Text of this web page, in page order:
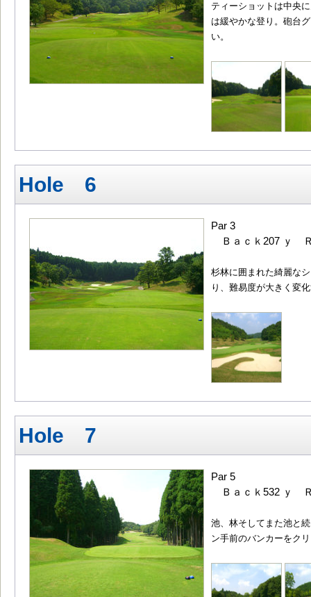
ティーショットは中央
は緩やかな登り。砲台
い。
Hole 6
Par 3
Ｂａｃｋ207 ｙ
杉林に囲まれた綺麗な
り、難易度が大きく変
Hole 7
Par 5
Ｂａｃｋ532 ｙ
池、林そしてまた池と
ン手前のバンカーをク